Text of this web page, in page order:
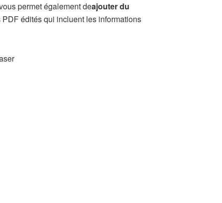
permet également deajouter du
édités qui incluent les informations